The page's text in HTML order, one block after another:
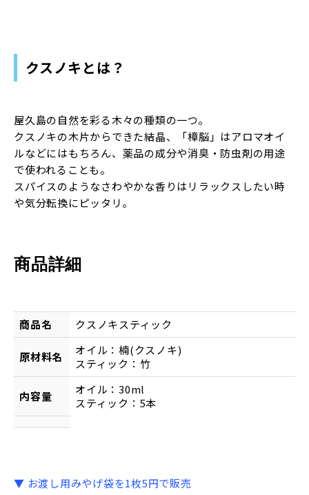
クスノキとは？
屋久島の自然を彩る木々の種類の一つ。
クスノキの木片からできた結晶、「樟脳」はアロマオイ
ルなどにはもちろん、薬品の成分や消臭・防虫剤の用途
で使われることも。
スパイスのようなさわやかな香りはリラックスしたい時
や気分転換にピッタリ。
商品詳細
商品名 クスノキスティック
原材料名
オイル：楠(クスノキ)
スティック：竹
内容量
オイル：30ml
スティック：5本
▼ お渡し用みやげ袋を1枚5円で販売